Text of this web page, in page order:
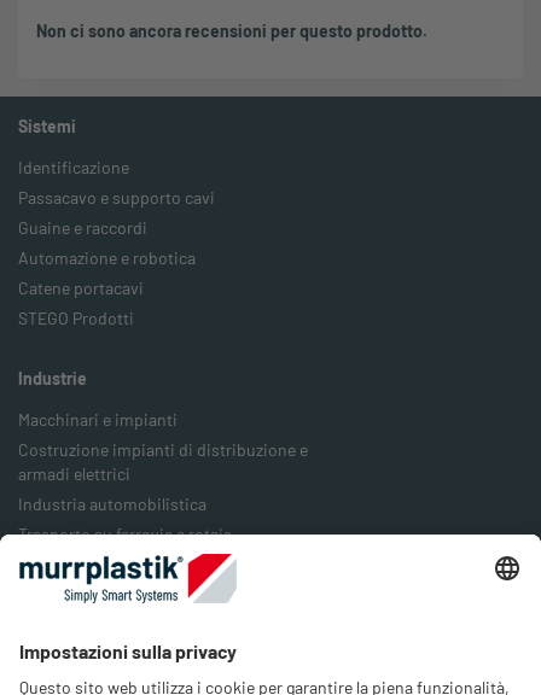
Non ci sono ancora recensioni per questo prodotto.
Sistemi
Identificazione
Passacavo e supporto cavi
Guaine e raccordi
Automazione e robotica
Catene portacavi
STEGO Prodotti
Industrie
Macchinari e impianti
Costruzione impianti di distribuzione e
armadi elettrici
Industria automobilistica
Trasporto su ferrovia e rotaia
Industria alimentare
Industria degli imballaggi
Azienda